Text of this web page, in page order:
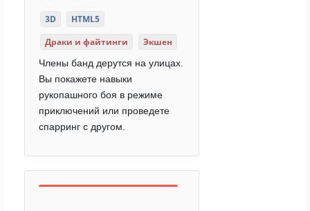
3D
HTML5
Драки и файтинги
Экшен
Члены банд дерутся на улицах.
Вы покажете навыки
рукопашного боя в режиме
приключений или проведете
спарринг с другом.